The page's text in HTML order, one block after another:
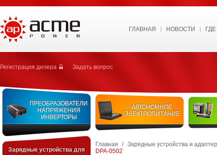
ГЛАВНАЯ НОВОСТИ
Регистрация дилера Задать вопрос
ПРЕОБРАЗОВАТЕЛИ
НАПРЯЖЕНИЯ
ИНВЕРТОРЫ
АВТОНОМНОЕ
ЭЛЕКТРОПИТАНИЕ
Зарядные устройства для
Главная / Зарядные устройства и
DPA-0502